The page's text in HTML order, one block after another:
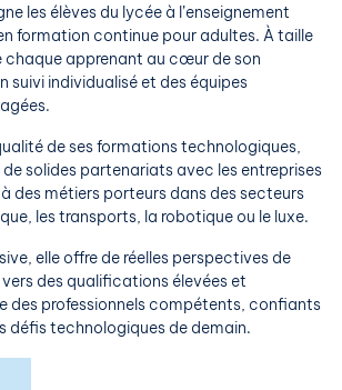
les élèves du lycée à l’enseignement
formation continue pour adultes. À taille
chaque apprenant au cœur de son
suivi individualisé et des équipes
de ses formations technologiques,
de solides partenariats avec les entreprises
des métiers porteurs dans des secteurs
les transports, la robotique ou le luxe.
elle offre de réelles perspectives de
des qualifications élevées et
des professionnels compétents, confiants
défis technologiques de demain.